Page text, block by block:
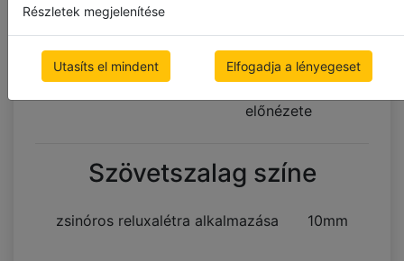
Részletek megjelenítése
Utasíts el mindent Elfogadja a lényegeset
előnézete
Szövetszalag színe
zsinóros reluxalétra alkalmazása 10mm